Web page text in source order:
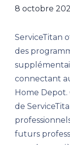
8 octobre
ServiceTitan
des
connectant
Home
de
futurs